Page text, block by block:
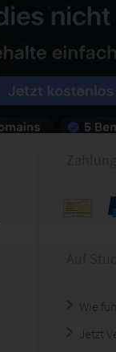
Wie
Jetzt